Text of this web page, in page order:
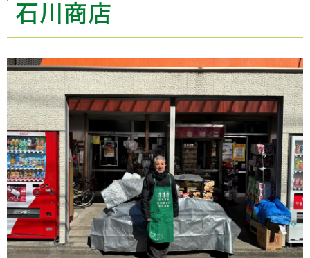
石川商店